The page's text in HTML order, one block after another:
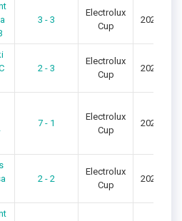
3 - 3
Electrolux
Cup
2024/
2 - 3
Electrolux
Cup
2024/
7 - 1
Electrolux
Cup
2024/
2 - 2
Electrolux
Cup
2024/